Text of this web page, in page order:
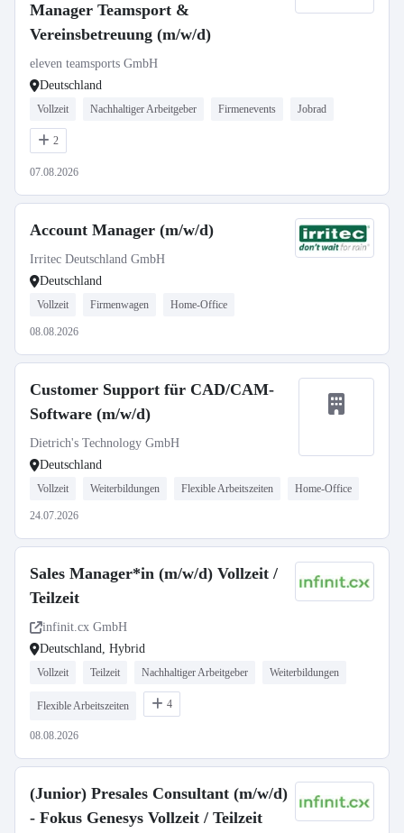
Manager Teamsport &
Vereinsbetreuung (m/w/d)
eleven teamsports GmbH
Deutschland
Vollzeit Nachhaltiger Arbeitgeber Firmenevents Jobrad
2
07.08.2026
Account Manager (m/w/d)
Irritec Deutschland GmbH
Deutschland
Vollzeit Firmenwagen Home-Office
08.08.2026
Customer Support für CAD/CAM-
Software (m/w/d)
Dietrich's Technology GmbH
Deutschland
Vollzeit Weiterbildungen Flexible Arbeitszeiten Home-Office
24.07.2026
Sales Manager*in (m/w/d) Vollzeit /
Teilzeit
infinit.cx GmbH
Deutschland, Hybrid
Vollzeit Teilzeit Nachhaltiger Arbeitgeber Weiterbildungen
Flexible Arbeitszeiten 4
08.08.2026
(Junior) Presales Consultant (m/w/d)
- Fokus Genesys Vollzeit / Teilzeit